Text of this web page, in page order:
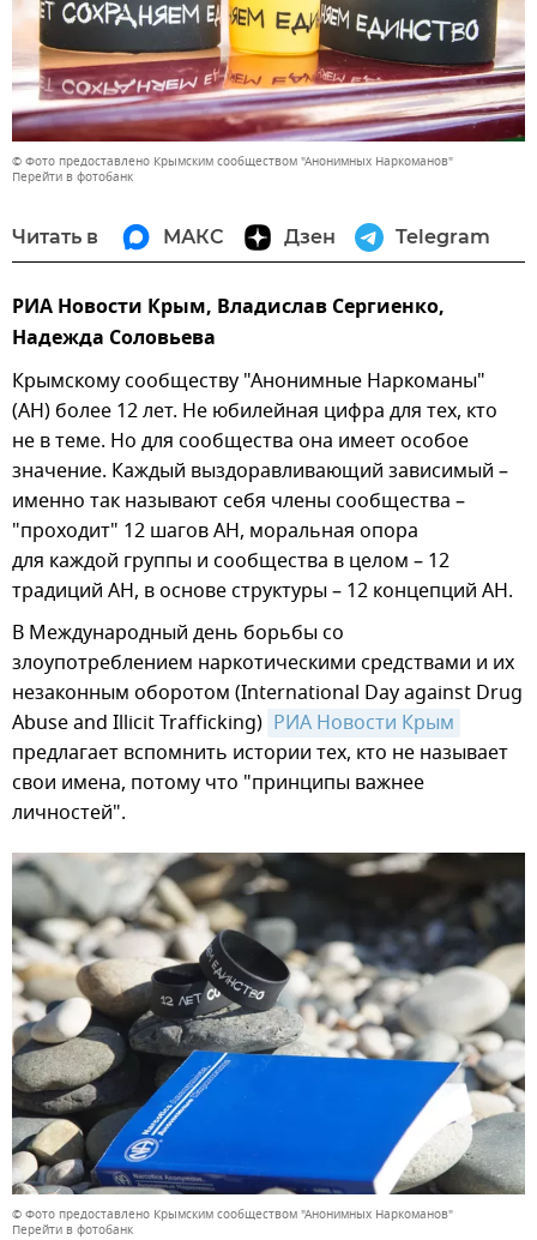
© Фото предоставлено Крымским сообществом "Анонимных Наркоманов"
Перейти в фотобанк
Читать в МАКС Дзен Telegram
РИА Новости Крым, Владислав Сергиенко,
Надежда Соловьева
Крымскому сообществу "Анонимные Наркоманы"
(АН) более 12 лет. Не юбилейная цифра для тех, кто
не в теме. Но для сообщества она имеет особое
значение. Каждый выздоравливающий зависимый –
именно так называют себя члены сообщества –
"проходит" 12 шагов АН, моральная опора
для каждой группы и сообщества в целом – 12
традиций АН, в основе структуры – 12 концепций АН.
В Международный день борьбы со
злоупотреблением наркотическими средствами и их
незаконным оборотом (International Day against Drug
Abuse and Illicit Trafficking) РИА Новости Крым
предлагает вспомнить истории тех, кто не называет
свои имена, потому что "принципы важнее
личностей".
© Фото предоставлено Крымским сообществом "Анонимных Наркоманов"
Перейти в фотобанк